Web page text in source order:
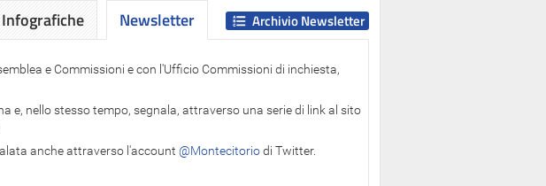
Infografiche Newsletter
Newsletter
e Commissioni e con l'Ufficio Commissioni di inchiesta,
e, nello stesso tempo, segnala, attraverso una serie di link al sito
anche attraverso l'account @Montecitoriodi Twitter.
Archivio Newsletter